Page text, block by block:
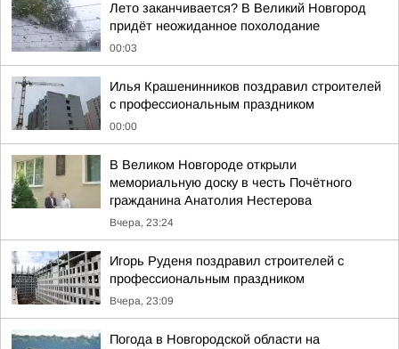
Лето заканчивается? В Великий Новгород
придёт неожиданное похолодание
00:03
Илья Крашенинников поздравил строителей
с профессиональным праздником
00:00
В Великом Новгороде открыли
мемориальную доску в честь Почётного
гражданина Анатолия Нестерова
Вчера, 23:24
Игорь Руденя поздравил строителей с
профессиональным праздником
Вчера, 23:09
Погода в Новгородской области на